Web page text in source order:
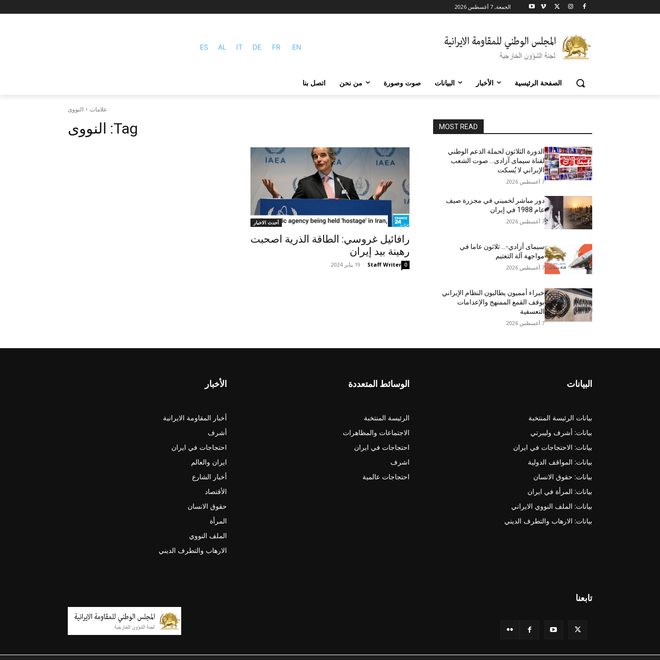
الجمعة, 7 أغسطس 2026
ES AL IT DE FR EN
الصفحة الرئيسية الأخبار البيانات صوت وصورة من نحن اتصل بنا
علامات النووی
Tag: النووی
أحدث الاخبار
رافائيل غروسي: الطاقة الذرية اصحبت
رهينة بيد إيران
Staff Writer
- 19 يناير 2024 0
MOST READ
الدورة الثلاثون لحملة الدعم الوطني
لقناة سیمای آزادی… صوت الشعب
الإيراني لا يُسكت
7 أغسطس 2026
دور مباشر لخميني في مجزرة صيف
عام 1988 في إيران
7 أغسطس 2026
سيمای آزادي-… ثلاثون عاما في
مواجهة آلة التعتيم
7 أغسطس 2026
خبراء أمميون يطالبون النظام الإيراني
بوقف القمع الممنهج والإعدامات
التعسفية
7 أغسطس 2026
الأخبار
أخبار المقاومة الايرانية
أشرف
احتجاجات في ايران
ايران والعالم
أخبار الشارع
الأقتصاد
حقوق الانسان
المرأة
الملف النووي
الارهاب والتطرف الديني
الوسائط المتعددة
الرئيسة المنتخبة
الاجتماعات والمظاهرات
احتجاجات في ايران
اشرف
احتجاجات عالمية
البيانات
بيانات الرئيسة المنتخبة
بيانات: أشرف وليبرتي
بيانات: الاحتجاجات في ايران
بيانات: المواقف الدولية
بيانات: حقوق الانسان
بيانات: المرأة في ايران
بيانات: الملف النووي الايراني
بيانات: الارهاب والتطرف الديني
تابعنا